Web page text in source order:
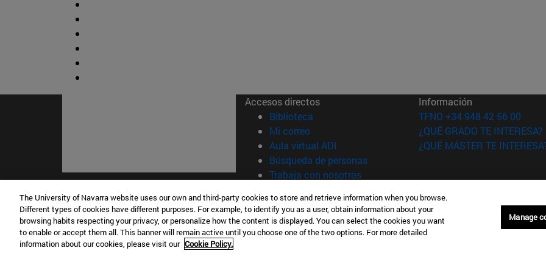
Accesos directos
Biblioteca (abre en nueva ventana)
Mi correo(abre en nueva ventana)
Aula virtual ADI (abre en nueva ventana)
Búsqueda de personas(abre en nueva ventana)
Trabaja con nosotros(abre en nueva ventana)
Información
TFNO +34 948 42 56 00
¿QUÉ GRADO TE INTERESA?
¿QUÉ MÁSTER TE
© Universidad de
Navarra
Configuración de
Campus Pamplona
The University of Navarra website uses our own and third-party cookies to store and retrieve information when you browse.
Different types of cookies have different purposes. For example, to identify you as a user, obtain information about your
browsing habits respecting your privacy, or personalize how the content is displayed. You can select the cookies you want
to enable or accept them all. This banner will remain active until you choose one of the two options. For more detailed
information about our cookies, please visit our Cookie Policy.
Manage